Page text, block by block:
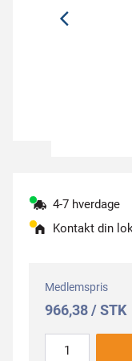
4-7 hverdage
Kontakt din
Medlemspris
966,38 / STK